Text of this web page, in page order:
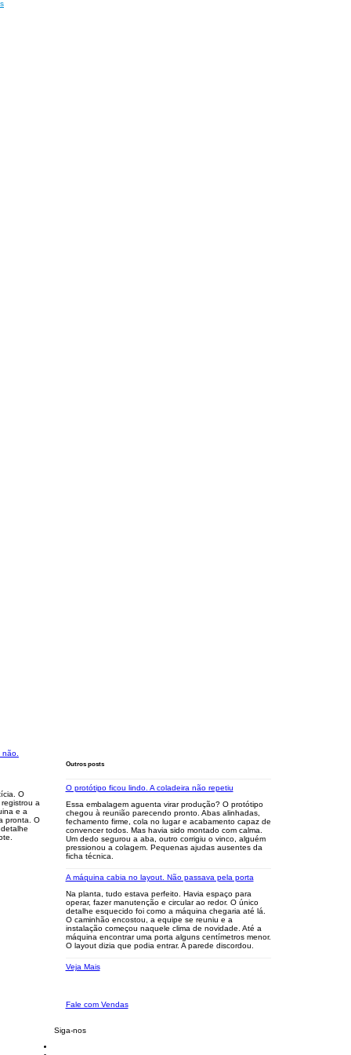
O
a
e a
pronta. O
Outros posts
O protótipo ficou lindo. A coladeira não repetiu
Essa embalagem aguenta virar produção? O protótipo
chegou à reunião parecendo pronto. Abas alinhadas,
fechamento firme, cola no lugar e acabamento capaz de
convencer todos. Mas havia sido montado com calma.
Um dedo segurou a aba, outro corrigiu o vinco, alguém
pressionou a colagem. Pequenas ajudas ausentes da
ficha técnica.
A máquina cabia no layout. Não passava pela porta
Na planta, tudo estava perfeito. Havia espaço para
operar, fazer manutenção e circular ao redor. O único
detalhe esquecido foi como a máquina chegaria até lá.
O caminhão encostou, a equipe se reuniu e a
instalação começou naquele clima de novidade. Até a
máquina encontrar uma porta alguns centímetros menor.
O layout dizia que podia entrar. A parede discordou.
Veja Mais
Fale com Vendas
Siga-nos